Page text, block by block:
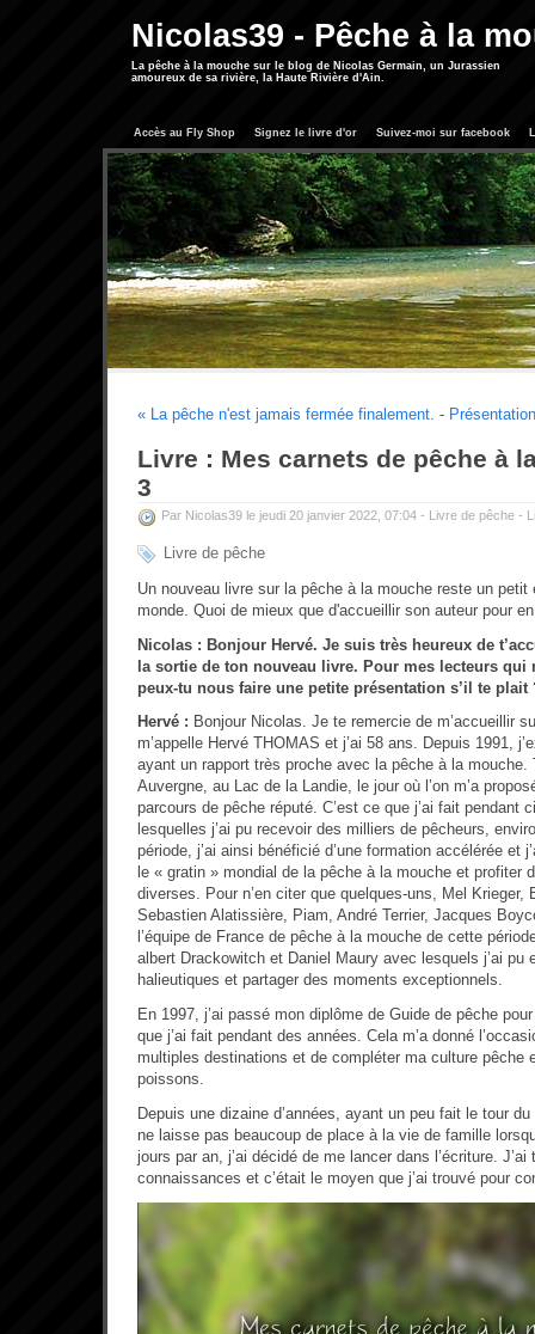
Nicolas39 - Pêche à la
La pêche à la mouche sur le blog de Nicolas Germain, un Jurassien
amoureux de sa rivière, la Haute Rivière d'Ain.
Accès au Fly Shop Signez le livre d'or Suivez-moi sur facebook
« La pêche n'est jamais fermée finalement. -
Livre : Mes carnets de pêche à
3
Par Nicolas39 le jeudi 20 janvier 2022, 07:04 - Livre de pêche -
Livre de pêche
Un nouveau livre sur la pêche à la mouche reste un petit
monde. Quoi de mieux que d'accueillir son auteur pour
Nicolas : Bonjour Hervé. Je suis très heureux de
la sortie de ton nouveau livre. Pour mes lecteurs qui
peux-tu nous faire une petite présentation s’il te plait
Hervé : Bonjour Nicolas. Je te remercie de m’accueillir
m’appelle Hervé THOMAS et j’ai 58 ans. Depuis 1991,
ayant un rapport très proche avec la pêche à la mouche.
Auvergne, au Lac de la Landie, le jour où l’on m’a
parcours de pêche réputé. C’est ce que j’ai fait pendant
lesquelles j’ai pu recevoir des milliers de pêcheurs,
période, j’ai ainsi bénéficié d’une formation accélérée et
le « gratin » mondial de la pêche à la mouche et profiter
diverses. Pour n’en citer que quelques-uns, Mel Krieger,
Sebastien Alatissière, Piam, André Terrier, Jacques
l’équipe de France de pêche à la mouche de cette
albert Drackowitch et Daniel Maury avec lesquels j’ai pu
halieutiques et partager des moments exceptionnels.
En 1997, j’ai passé mon diplôme de Guide de pêche
que j’ai fait pendant des années. Cela m’a donné
multiples destinations et de compléter ma culture pêche
poissons.
Depuis une dizaine d’années, ayant un peu fait le tour
ne laisse pas beaucoup de place à la vie de famille
jours par an, j’ai décidé de me lancer dans l’écriture.
connaissances et c’était le moyen que j’ai trouvé pour